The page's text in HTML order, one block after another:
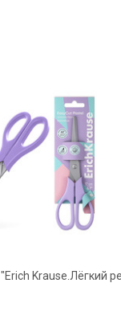
Krause.Лёгкий